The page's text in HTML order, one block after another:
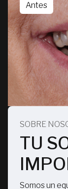
Antes
SOBRE
TU
Somos un